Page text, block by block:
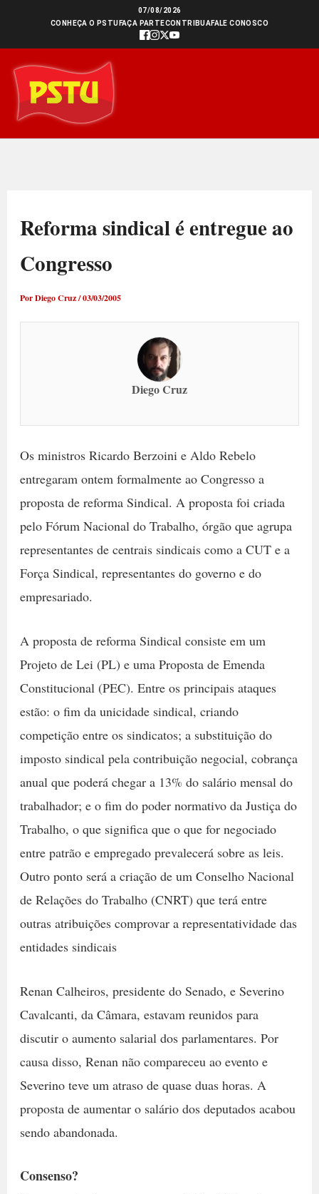
conteúdo
07/08/2026
CONHEÇA O PSTU FAÇA PARTECONTRIBUAFALE CONOSCO
Reforma sindical é entregue ao
Congresso
PorDiego Cruz/03/03/2005
Diego Cruz
Os ministros Ricardo Berzoini e Aldo Rebelo
entregaram ontem formalmente ao Congresso a
proposta de reforma Sindical. A proposta foi criada
pelo Fórum Nacional do Trabalho, órgão que agrupa
representantes de centrais sindicais como a CUT e a
Força Sindical, representantes do governo e do
empresariado.
A proposta de reforma Sindical consiste em um
Projeto de Lei (PL) e uma Proposta de Emenda
Constitucional (PEC). Entre os principais ataques
estão: o fim da unicidade sindical, criando
competição entre os sindicatos; a substituição do
imposto sindical pela contribuição negocial, cobrança
anual que poderá chegar a 13% do salário mensal do
trabalhador; e o fim do poder normativo da Justiça do
Trabalho, o que significa que o que for negociado
entre patrão e empregado prevalecerá sobre as leis.
Outro ponto será a criação de um Conselho Nacional
de Relações do Trabalho (CNRT) que terá entre
outras atribuições comprovar a representatividade das
entidades sindicais
Renan Calheiros, presidente do Senado, e Severino
Cavalcanti, da Câmara, estavam reunidos para
discutir o aumento salarial dos parlamentares. Por
causa disso, Renan não compareceu ao evento e
Severino teve um atraso de quase duas horas. A
proposta de aumentar o salário dos deputados acabou
sendo abandonada.
Consenso?